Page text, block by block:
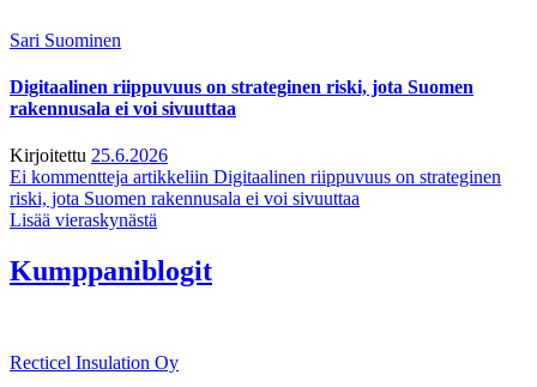
Sari Suominen
Digitaalinen riippuvuus on strateginen riski, jota Suomen
rakennusala ei voi sivuuttaa
Kirjoitettu 25.6.2026
Ei kommentteja artikkeliin Digitaalinen riippuvuus on strateginen
riski, jota Suomen rakennusala ei voi sivuuttaa
Lisää vieraskynästä
Kumppaniblogit
Recticel Insulation Oy